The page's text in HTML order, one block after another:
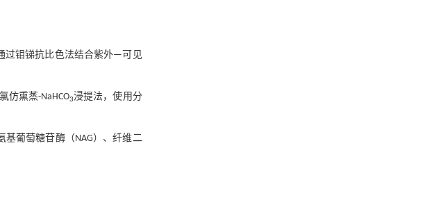
过钼锑抗比色法结合紫外—可见
仿熏蒸-NaHCO3浸提法，使用分
基葡萄糖苷酶（NAG）、纤维二